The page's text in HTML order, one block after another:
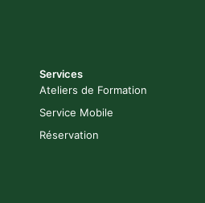
Services
Ateliers de Formation
Service Mobile
Réservation